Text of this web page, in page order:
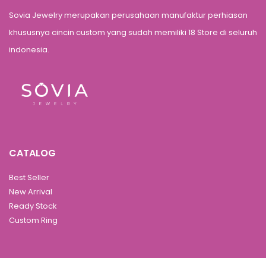
Sovia Jewelry merupakan perusahaan manufaktur perhiasan
khususnya cincin custom yang sudah memiliki 18 Store di seluruh
indonesia.
CATALOG
Best Seller
New Arrival
Ready Stock
Custom Ring